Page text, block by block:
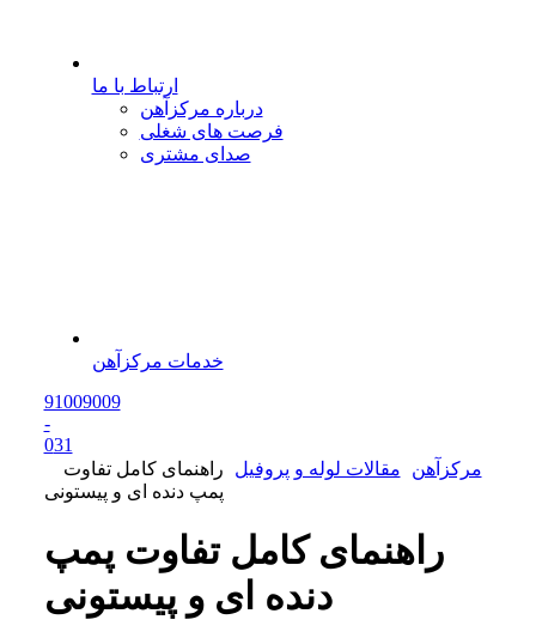
ارتباط با ما
درباره مرکزآهن
فرصت های شغلی
صدای مشتری
خدمات مرکزآهن
91009009
-
031
مرکزآهن
مقالات لوله و پروفیل
راهنمای کامل تفاوت
پمپ دنده ای و پیستونی
راهنمای کامل تفاوت پمپ
دنده ای و پیستونی